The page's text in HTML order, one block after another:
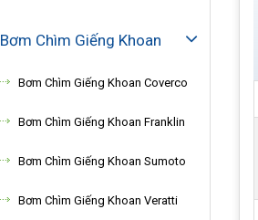
Bơm Chìm Giếng Khoan
Bơm Chìm Giếng Khoan Coverco
Bơm Chìm Giếng Khoan Franklin
Bơm Chìm Giếng Khoan Sumoto
Bơm Chìm Giếng Khoan Veratti